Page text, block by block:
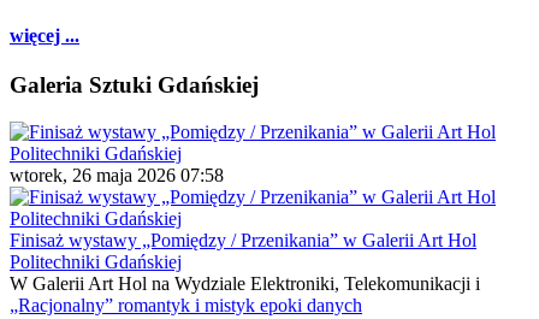
więcej ...
Galeria Sztuki Gdańskiej
wtorek, 26 maja 2026 07:58
Finisaż wystawy „Pomiędzy / Przenikania” w Galerii Art Hol
Politechniki Gdańskiej
W Galerii Art Hol na Wydziale Elektroniki, Telekomunikacji i
„Racjonalny” romantyk i mistyk epoki danych